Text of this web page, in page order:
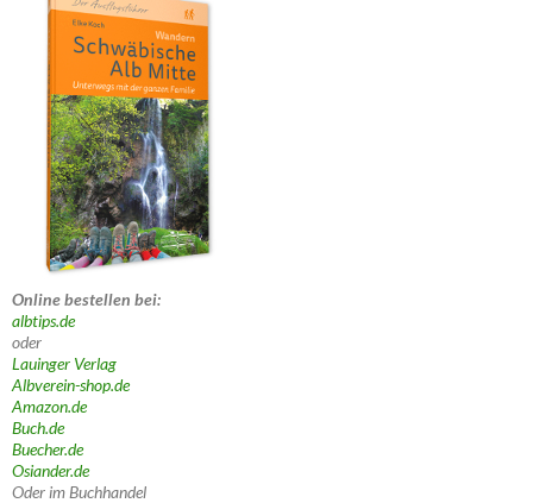
Online bestellen bei:
albtips.de
oder
Lauinger Verlag
Albverein-shop.de
Amazon.de
Buch.de
Buecher.de
Osiander.de
Oder im Buchhandel